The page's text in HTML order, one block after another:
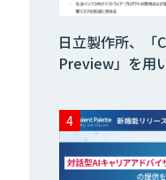
日立製作所、
Preview」を用